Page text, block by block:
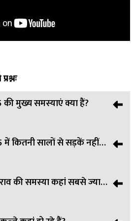
की मुख्य समस्याएं क्या हैं?
सफाई की कमी, जर्जर सड़कों,
प्लांटिंग हैं।
में कितनी सालों से सड़कें नहीं
सालों से सड़कें नहीं बनी हैं, खासकर
में।
की समस्या कहां सबसे ज्यादा